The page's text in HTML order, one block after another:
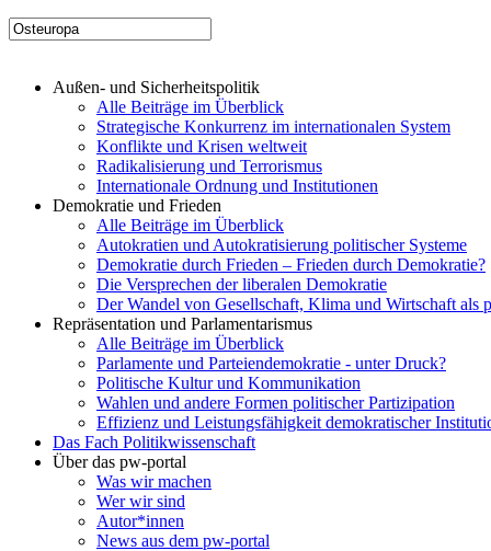
Außen- und Sicherheitspolitik
Alle Beiträge im Überblick
Strategische Konkurrenz im internationalen System
Konflikte und Krisen weltweit
Radikalisierung und Terrorismus
Internationale Ordnung und Institutionen
Demokratie und Frieden
Alle Beiträge im Überblick
Autokratien und Autokratisierung politischer Systeme
Demokratie durch Frieden – Frieden durch Demokratie?
Die Versprechen der liberalen Demokratie
Der Wandel von Gesellschaft, Klima und Wirtschaft als
Repräsentation und Parlamentarismus
Alle Beiträge im Überblick
Parlamente und Parteiendemokratie - unter Druck?
Politische Kultur und Kommunikation
Wahlen und andere Formen politischer Partizipation
Effizienz und Leistungsfähigkeit demokratischer
Das Fach Politikwissenschaft
Über das pw-portal
Was wir machen
Wer wir sind
Autor*innen
News aus dem pw-portal